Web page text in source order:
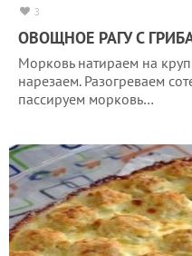
3
ОВОЩНОЕ РАГУ С
Морковь натираем на
нарезаем. Разогреваем
пассируем морковь…